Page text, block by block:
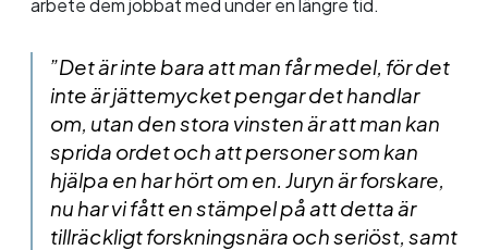
arbete dem jobbat med under en längre tid.
”Det är inte bara att man får medel, för det
inte är jättemycket pengar det handlar
om, utan den stora vinsten är att man kan
sprida ordet och att personer som kan
hjälpa en har hört om en. Juryn är forskare,
nu har vi fått en stämpel på att detta är
tillräckligt forskningsnära och seriöst, samt